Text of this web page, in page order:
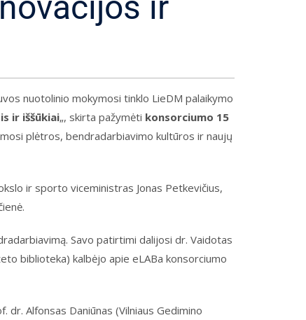
nuotolinio mokymosi tinklo LieDM palaikymo
ir iššūkiai„, skirta pažymėti konsorciumo 15
plėtros, bendradarbiavimo kultūros ir naujų
ir sporto viceministras Jonas Petkevičius,
Savo patirtimi dalijosi dr. Vaidotas
biblioteka) kalbėjo apie eLABa konsorciumo
dr. Alfonsas Daniūnas (Vilniaus Gedimino